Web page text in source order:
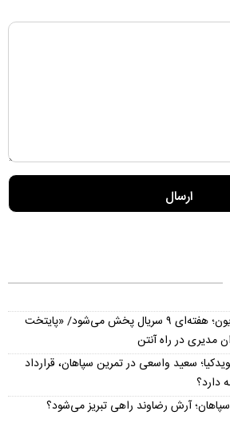
انقلاب در کنداکتور تلویزیون؛ هفته‌ای ۹ سریال پخش می‌شود/ «پایتخت
سعید واسعی در تمرین سپاهان، قرارداد
دارد؟
آرش رضاوند راهی تبریز می‌شود؟